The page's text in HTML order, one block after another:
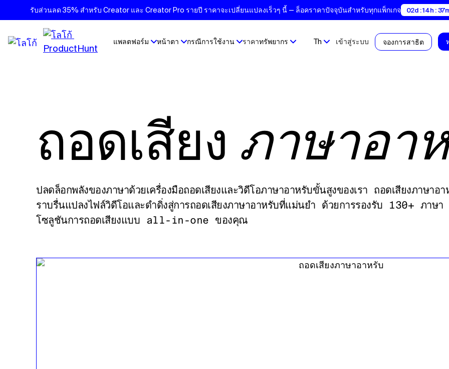
รับส่วนลด 35% สำหรับ Creator และ Creator Pro รายปี ราคาจะเปลี่ยนแปลงเร็วๆ นี้ — ล็อคราคาปัจจุบันสำหรับทุกแพ็กเกจ 02d : 14h :
แพลตฟอร์ม หน้าตา กรณีการใช้งาน ราคาทรัพยากร Th เข้าสู่ระบบ จองการสาธิต
ถอดเสียง ภาษาอา
ปลดล็อกพลังของภาษาด้วยเครื่องมือถอดเสียงและวิดีโอภาษาอาหรับขั้นสูงของเรา ถอดเสียงภาษาอา
ราบรื่นแปลงไฟล์วิดีโอและดําดิ่งสู่การถอดเสียงภาษาอาหรับที่แม่นยํา ด้วยการรองรับ 130+ ภาษา
โซลูชันการถอดเสียงแบบ all-in-one ของคุณ